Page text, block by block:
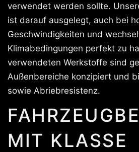
verwendet werden sollte.
ist darauf ausgelegt, auch bei
Geschwindigkeiten und
Klimabedingungen perfekt zu
verwendeten Werkstoffe sind
Außenbereiche konzipiert und
sowie Abriebresistenz.
MIT KLASSE